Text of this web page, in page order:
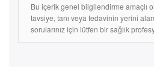
Bu içerik genel bilgilendirme amaçlı
tavsiye, tanı veya tedavinin yerini
sorularınız için lütfen bir sağlık